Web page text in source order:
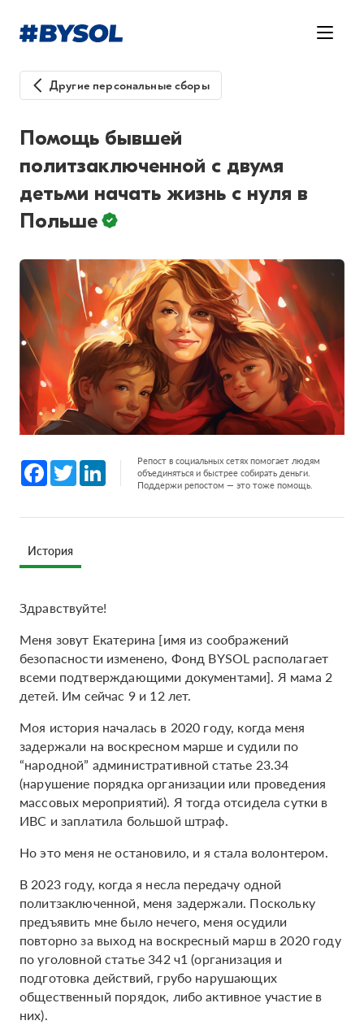
Другие персональные сборы
Помощь бывшей
политзаключенной с двумя
детьми начать жизнь с нуля в
Польше
Facebook
Twitter LinkedInРепост в социальных сетях помогает людям
объединяться и быстрее собирать деньги.
Поддержи репостом — это тоже помощь.
История
Здравствуйте!
Меня зовут Екатерина [имя из соображений
безопасности изменено, Фонд BYSOL располагает
всеми подтверждающими документами]. Я мама 2
детей. Им сейчас 9 и 12 лет.
Моя история началась в 2020 году, когда меня
задержали на воскресном марше и судили по
“народной” административной статье 23.34
(нарушение порядка организации или проведения
массовых мероприятий). Я тогда отсидела сутки в
ИВС и заплатила большой штраф.
Но это меня не остановило, и я стала волонтером.
В 2023 году, когда я несла передачу одной
политзаключенной, меня задержали. Поскольку
предъявить мне было нечего, меня осудили
повторно за выход на воскресный марш в 2020 году
по уголовной статье 342 ч1 (организация и
подготовка действий, грубо нарушающих
общественный порядок, либо активное участие в
них).